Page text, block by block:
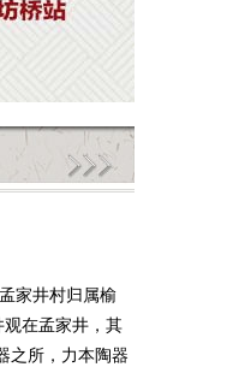
家井村归属榆
观在孟家井，其
之所，力本陶器